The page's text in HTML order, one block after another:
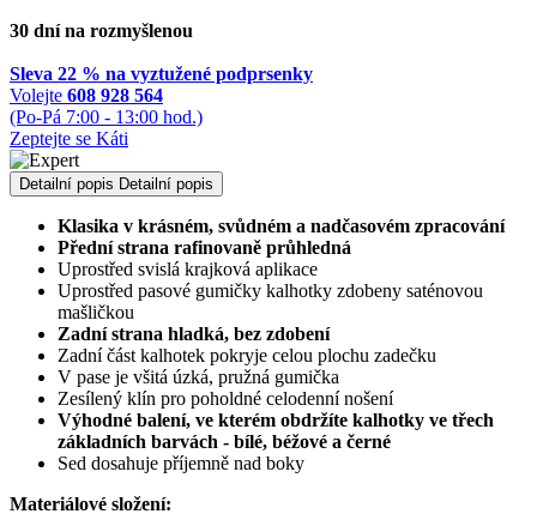
30 dní na rozmyšlenou
Sleva 22 % na vyztužené podprsenky
Volejte 608 928 564
(Po-Pá 7:00 - 13:00 hod.)
Zeptejte se Káti
Detailní popis Detailní popis
Klasika v krásném, svůdném a nadčasovém zpracování
Přední strana rafinovaně průhledná
Uprostřed svislá krajková aplikace
Uprostřed pasové gumičky kalhotky zdobeny saténovou
mašličkou
Zadní strana hladká, bez zdobení
Zadní část kalhotek pokryje celou plochu zadečku
V pase je všitá úzká, pružná gumička
Zesílený klín pro poholdné celodenní nošení
Výhodné balení, ve kterém obdržíte kalhotky ve třech
základních barvách - bílé, béžové a černé
Sed dosahuje příjemně nad boky
Materiálové složení: